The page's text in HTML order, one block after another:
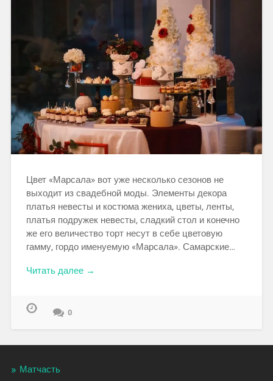
Цвет «Марсала» вот уже несколько сезонов не
выходит из свадебной моды. Элементы декора
платья невесты и костюма жениха, цветы, ленты,
платья подружек невесты, сладкий стол и конечно
же его величество торт несут в себе цветовую
гамму, гордо именуемую «Марсала». Самарские…
Читать далее →
0
Матчасть